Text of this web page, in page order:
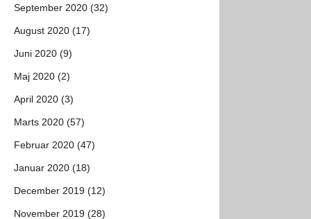
September 2020 (32)
August 2020 (17)
Juni 2020 (9)
Maj 2020 (2)
April 2020 (3)
Marts 2020 (57)
Februar 2020 (47)
Januar 2020 (18)
December 2019 (12)
November 2019 (28)